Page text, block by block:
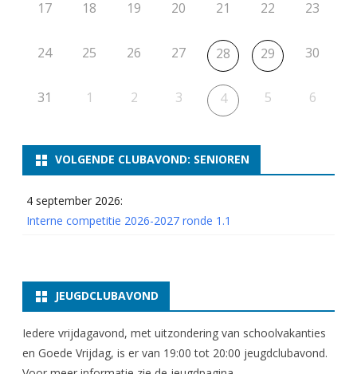
17 18 19 20 21 22 23
24 25 26 27 28 29 30
31 1 2 3 4 5 6
VOLGENDE CLUBAVOND: SENIOREN
4 september 2026:
Interne competitie 2026-2027 ronde 1.1
JEUGDCLUBAVOND
Iedere vrijdagavond, met uitzondering van schoolvakanties
en Goede Vrijdag, is er van 19:00 tot 20:00 jeugdclubavond.